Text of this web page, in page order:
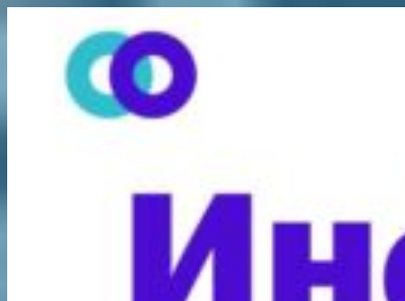
содержимому